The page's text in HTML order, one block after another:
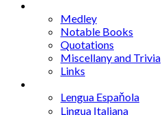
Medley
Notable Books
Quotations
Miscellany and Trivia
Links
Lengua Espaňola
Lingua Italiana